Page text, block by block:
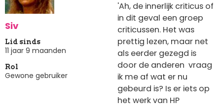
Siv
Lid sinds
11 jaar 9 maanden
Rol
Gewone gebruiker
'Ah, de innerlijk criticus of
in dit geval een groep
criticussen. Het was
prettig lezen, maar net
als eerder gezegd is
door de anderen vraag
ik me af wat er nu
gebeurd is? Is er iets op
het werk van HP